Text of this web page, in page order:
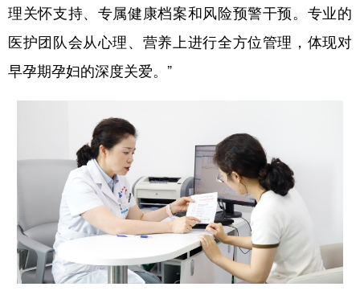
理关怀支持、专属健康档案和风险预警干预。专业的
医护团队会从心理、营养上进行全方位管理，体现对
早孕期孕妇的深度关爱。”